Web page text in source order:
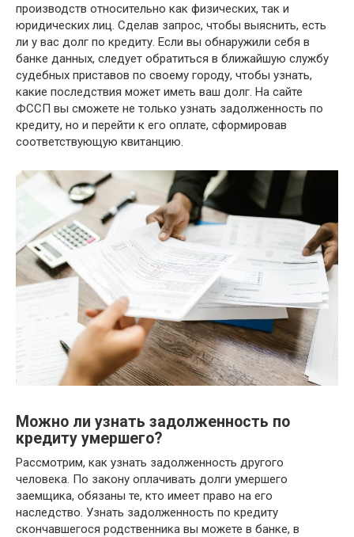
производств относительно как физических, так и
юридических лиц. Сделав запрос, чтобы выяснить, есть
ли у вас долг по кредиту. Если вы обнаружили себя в
банке данных, следует обратиться в ближайшую службу
судебных приставов по своему городу, чтобы узнать,
какие последствия может иметь ваш долг. На сайте
ФССП вы сможете не только узнать задолженность по
кредиту, но и перейти к его оплате, сформировав
соответствующую квитанцию.
Можно ли узнать задолженность по
кредиту умершего?
Рассмотрим, как узнать задолженность другого
человека. По закону оплачивать долги умершего
заемщика, обязаны те, кто имеет право на его
наследство. Узнать задолженность по кредиту
скончавшегося родственника вы можете в банке, в